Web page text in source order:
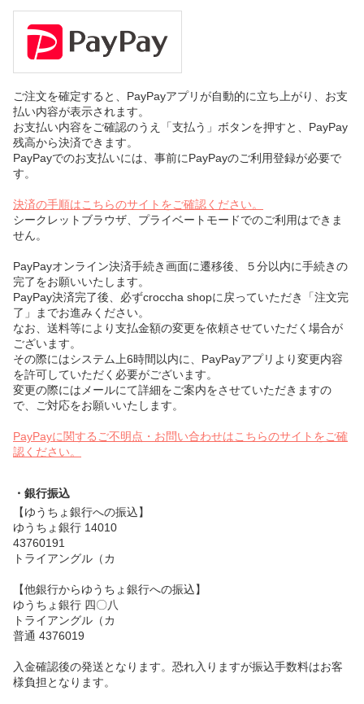
ご注文を確定すると、PayPayアプリが自動的に立ち上がり、お支
払い内容が表示されます。
お支払い内容をご確認のうえ「支払う」ボタンを押すと、PayPay
残高から決済できます。
PayPayでのお支払いには、事前にPayPayのご利用登録が必要で
す。
決済の手順はこちらのサイトをご確認ください。
シークレットブラウザ、プライベートモードでのご利用はできま
せん。
PayPayオンライン決済手続き画面に遷移後、５分以内に手続きの
完了をお願いいたします。
PayPay決済完了後、必ずcroccha shopに戻っていただき「注文完
了」までお進みください。
なお、送料等により支払金額の変更を依頼させていただく場合が
ございます。
その際にはシステム上6時間以内に、PayPayアプリより変更内容
を許可していただく必要がございます。
変更の際にはメールにて詳細をご案内をさせていただきますの
で、ご対応をお願いいたします。
PayPayに関するご不明点・お問い合わせはこちらのサイトをご確
認ください。
・銀行振込
【ゆうちょ銀行への振込】
ゆうちょ銀行 14010
43760191
トライアングル（カ
【他銀行からゆうちょ銀行への振込】
ゆうちょ銀行 四〇八
トライアングル（カ
普通 4376019
入金確認後の発送となります。恐れ入りますが振込手数料はお客
様負担となります。